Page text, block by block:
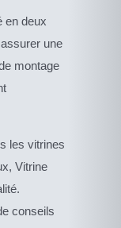
en deux
une
montage
les vitrines
Vitrine
conseils